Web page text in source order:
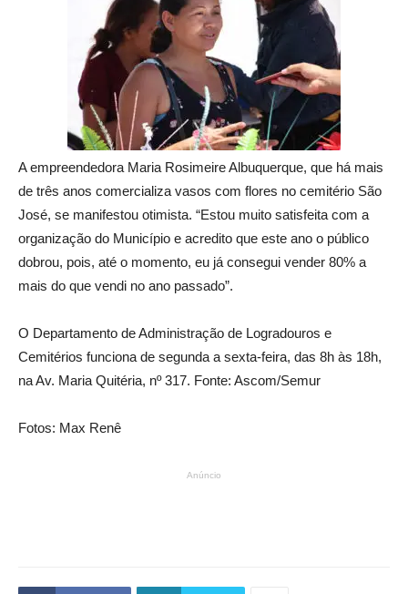
A empreendedora Maria Rosimeire Albuquerque, que há mais
de três anos comercializa vasos com flores no cemitério São
José, se manifestou otimista. “Estou muito satisfeita com a
organização do Município e acredito que este ano o público
dobrou, pois, até o momento, eu já consegui vender 80% a
mais do que vendi no ano passado”.
O Departamento de Administração de Logradouros e
Cemitérios funciona de segunda a sexta-feira, das 8h às 18h,
na Av. Maria Quitéria, nº 317. Fonte: Ascom/Semur
Fotos: Max Renê
Anúncio